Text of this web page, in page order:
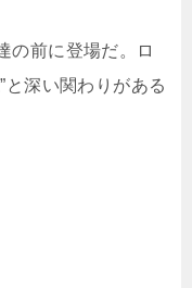
の前に登場だ。ロ
と深い関わりがある